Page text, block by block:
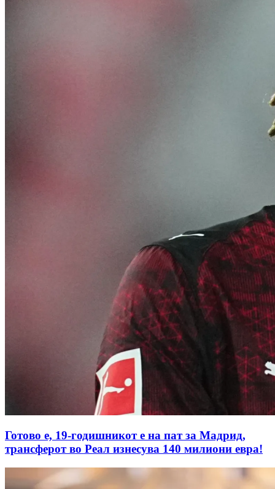
Готово е, 19-годишникот е на пат за Мадрид,
трансферот во Реал изнесува 140 милиони евра!